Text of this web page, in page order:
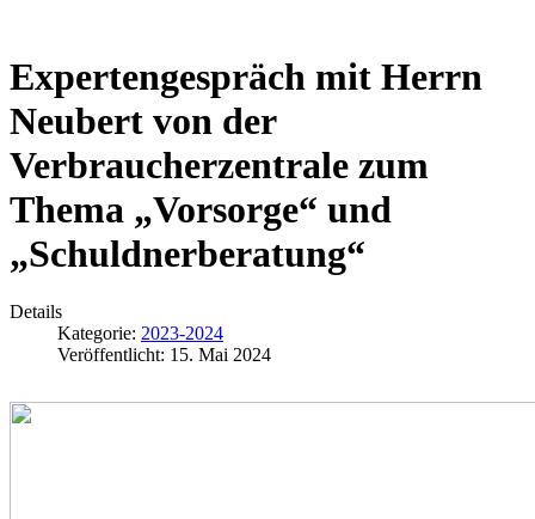
Expertengespräch mit Herrn
Neubert von der
Verbraucherzentrale zum
Thema „Vorsorge“ und
„Schuldnerberatung“
Details
Kategorie: 2023-2024
Veröffentlicht: 15. Mai 2024